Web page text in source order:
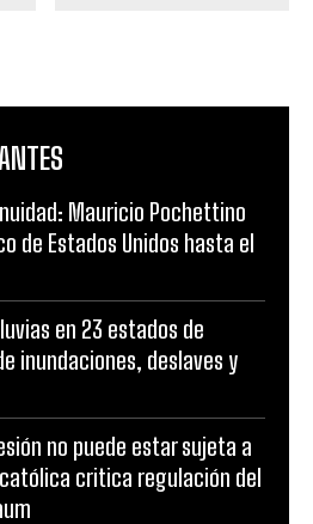
Mauricio Pochettino
de Estados Unidos hasta el
en 23 estados de
inundaciones, deslaves y
no puede estar sujeta a
critica regulación del